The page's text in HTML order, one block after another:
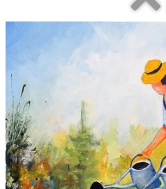
Vente
Boutique
Contact
Newsletter
BLOG